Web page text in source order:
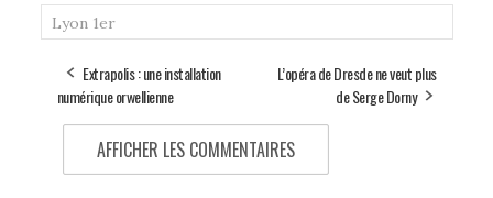
Lyon 1er
Extrapolis : une installation
numérique orwellienne
L’opéra de Dresde ne veut plus
de Serge Dorny
AFFICHER LES COMMENTAIRES